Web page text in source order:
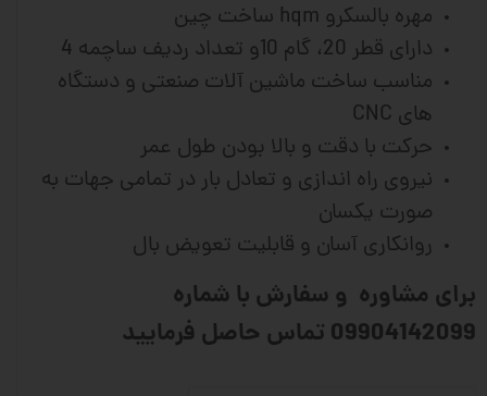
مهره بالسکرو hqm ساخت چین
دارای قطر 20، گام 10و تعداد ردیف ساچمه 4
مناسب ساخت ماشین آلات صنعتی و دستگاه
های CNC
حرکت با دقت و بالا بودن طول عمر
نیروی راه اندازی و تعادل بار در تمامی جهات به
صورت یکسان
روانکاری آسان و قابلیت تعویض بال
برای مشاوره و سفارش با شماره
09904142099 تماس حاصل فرمایید